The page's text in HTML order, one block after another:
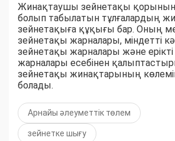
Жинақтаушы зейнетақы
болып табылатын тұлғалардың
зейнетақыға құқығы бар. Оның
зейнетақы жарналары, міндетті
зейнетақы жарналары және
жарналары есебінен
зейнетақы жинақтарының
болады.
Арнайы әлеуметтік төлем
зейнетке шығу